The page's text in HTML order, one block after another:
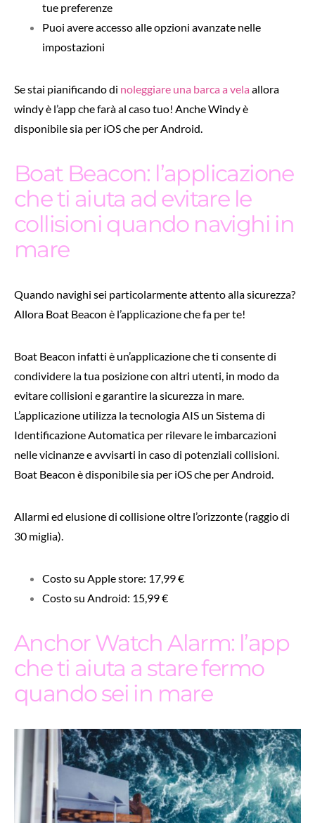
tue preferenze
Puoi avere accesso alle opzioni avanzate nelle
impostazioni
Se stai pianificando di noleggiare una barca a vela allora
windy è l’app che farà al caso tuo! Anche Windy è
disponibile sia per iOS che per Android.
Boat Beacon: l’applicazione
che ti aiuta ad evitare le
collisioni quando navighi in
mare
Quando navighi sei particolarmente attento alla sicurezza?
Allora Boat Beacon è l’applicazione che fa per te!
Boat Beacon infatti è un’applicazione che ti consente di
condividere la tua posizione con altri utenti, in modo da
evitare collisioni e garantire la sicurezza in mare.
L’applicazione utilizza la tecnologia AIS un Sistema di
Identificazione Automatica per rilevare le imbarcazioni
nelle vicinanze e avvisarti in caso di potenziali collisioni.
Boat Beacon è disponibile sia per iOS che per Android.
Allarmi ed elusione di collisione oltre l’orizzonte (raggio di
30 miglia).
Costo su Apple store: 17,99 €
Costo su Android: 15,99 €
Anchor Watch Alarm: l’app
che ti aiuta a stare fermo
quando sei in mare